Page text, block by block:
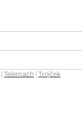
Telemach
Trojček